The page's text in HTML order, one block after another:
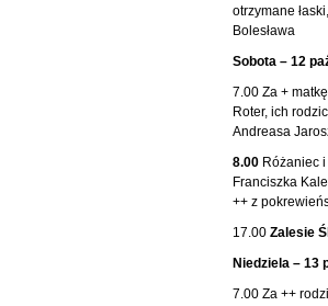
otrzymane
Bolesława
Sobota – 12
7.00 Za +
Roter, ich
Andreasa
8.00 Różaniec
Franciszka
++ z
17.00 Zalesie
Niedziela – 13
7.00 Za ++